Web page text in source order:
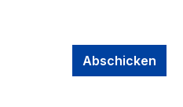
Abschicken